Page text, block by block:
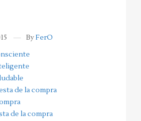
ByFerO
de la compra
de la compra